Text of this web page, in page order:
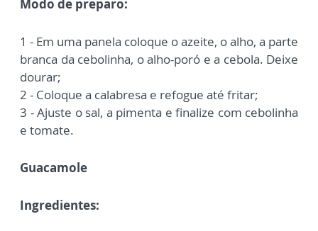
Modo de preparo:
1 - Em uma panela coloque o azeite, o alho, a parte
branca da cebolinha, o alho-poró e a cebola. Deixe
dourar;
2 - Coloque a calabresa e refogue até fritar;
3 - Ajuste o sal, a pimenta e finalize com cebolinha
e tomate.
Guacamole
Ingredientes: